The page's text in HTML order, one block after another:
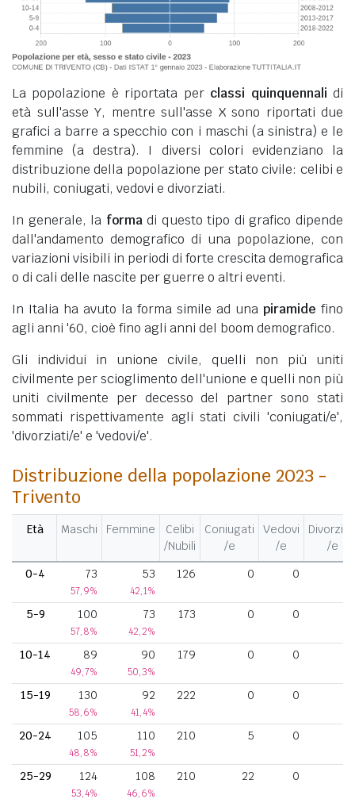
La popolazione è riportata per classi quinquennali di
età sull'asse Y, mentre sull'asse X sono riportati due
grafici a barre a specchio con i maschi (a sinistra) e le
femmine (a destra). I diversi colori evidenziano la
distribuzione della popolazione per stato civile: celibi e
nubili, coniugati, vedovi e divorziati.
In generale, la formadi questo tipo di grafico dipende
dall'andamento demografico di una popolazione, con
variazioni visibili in periodi di forte crescita demografica
o di cali delle nascite per guerre o altri eventi.
In Italia ha avuto la forma simile ad una piramide fino
agli anni '60, cioè fino agli anni del boom demografico.
Gli individui in unione civile, quelli non più uniti
civilmente per scioglimento dell'unione e quelli non più
uniti civilmente per decesso del partner sono stati
sommati rispettivamente agli stati civili 'coniugati/e',
'divorziati/e' e 'vedovi/e'.
Distribuzione della popolazione 2023 -
Trivento
Età Maschi Femmine
Celibi
/Nubili
Coniugati
/e
Vedovi
/e
/e
0-4
73
57,9%
53
42,1%
126 0 0
5-9 100
57,8%
73
42,2%
173 0 0
10-14 89
49,7%
90
50,3%
179 0 0
15-19 130
58,6%
92
41,4%
222 0 0
20-24 105
48,8%
110
51,2%
210 5 0
25-29 124
53,4%
108
46,6%
210 22 0